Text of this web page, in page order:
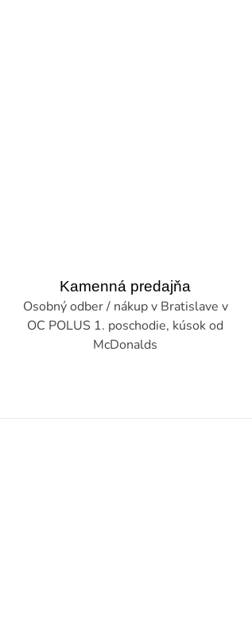
Kamenná predajňa
Osobný odber / nákup v Bratislave v
OC POLUS 1. poschodie, kúsok od
McDonalds